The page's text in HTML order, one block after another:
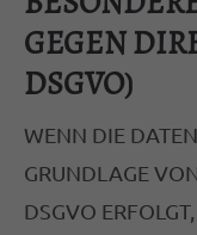
GEGEN
DSGVO)
WENN DIE
GRUNDLAGE
DSGVO